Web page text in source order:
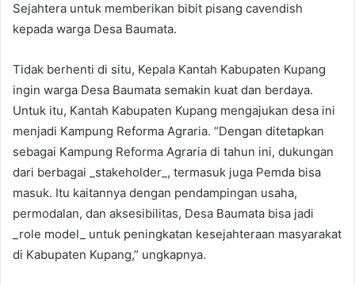
Sejahtera untuk memberikan bibit pisang cavendish
kepada warga Desa Baumata.
Tidak berhenti di situ, Kepala Kantah Kabupaten Kupang
ingin warga Desa Baumata semakin kuat dan berdaya.
Untuk itu, Kantah Kabupaten Kupang mengajukan desa ini
menjadi Kampung Reforma Agraria. “Dengan ditetapkan
sebagai Kampung Reforma Agraria di tahun ini, dukungan
dari berbagai _stakeholder_, termasuk juga Pemda bisa
masuk. Itu kaitannya dengan pendampingan usaha,
permodalan, dan aksesibilitas, Desa Baumata bisa jadi
_role model_ untuk peningkatan kesejahteraan masyarakat
di Kabupaten Kupang,” ungkapnya.